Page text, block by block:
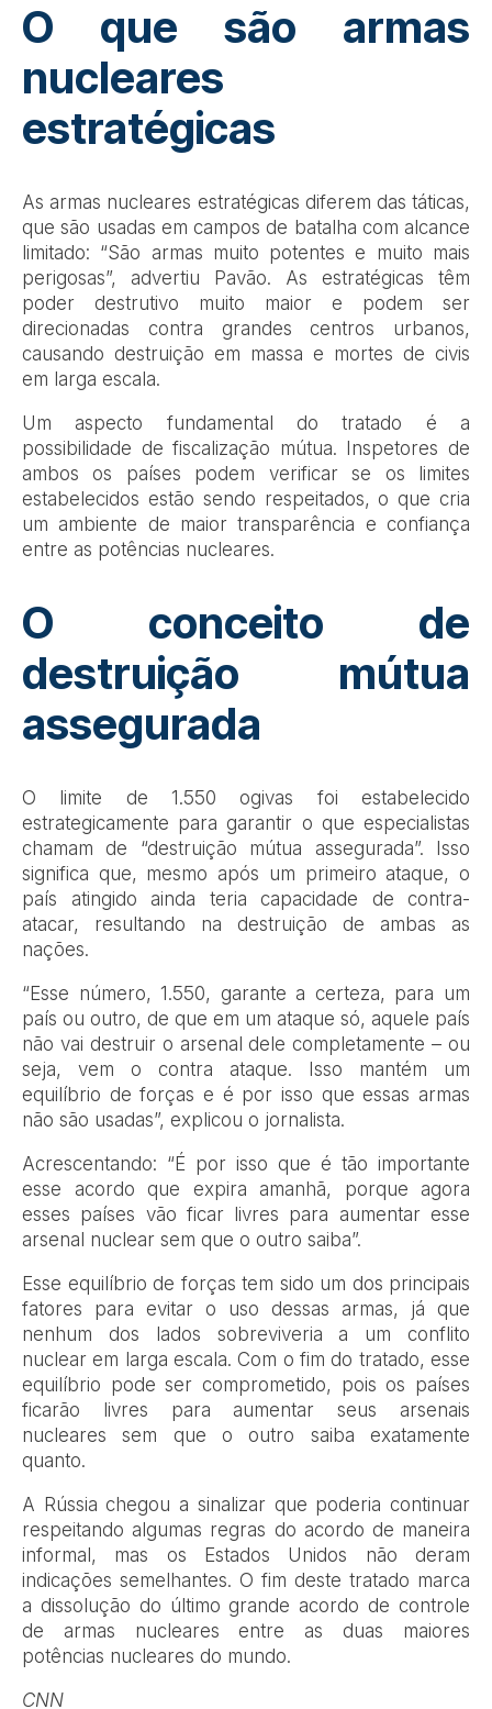
O que são armas
nucleares
estratégicas
As armas nucleares estratégicas diferem das táticas,
que são usadas em campos de batalha com alcance
limitado: “São armas muito potentes e muito mais
perigosas”, advertiu Pavão. As estratégicas têm
poder destrutivo muito maior e podem ser
direcionadas contra grandes centros urbanos,
causando destruição em massa e mortes de civis
em larga escala.
Um aspecto fundamental do tratado é a
possibilidade de fiscalização mútua. Inspetores de
ambos os países podem verificar se os limites
estabelecidos estão sendo respeitados, o que cria
um ambiente de maior transparência e confiança
entre as potências nucleares.
O conceito de
destruição mútua
assegurada
O limite de 1.550 ogivas foi estabelecido
estrategicamente para garantir o que especialistas
chamam de “destruição mútua assegurada”. Isso
significa que, mesmo após um primeiro ataque, o
país atingido ainda teria capacidade de contra-
atacar, resultando na destruição de ambas as
nações.
“Esse número, 1.550, garante a certeza, para um
país ou outro, de que em um ataque só, aquele país
não vai destruir o arsenal dele completamente – ou
seja, vem o contra ataque. Isso mantém um
equilíbrio de forças e é por isso que essas armas
não são usadas”, explicou o jornalista.
Acrescentando: “É por isso que é tão importante
esse acordo que expira amanhã, porque agora
esses países vão ficar livres para aumentar esse
arsenal nuclear sem que o outro saiba”.
Esse equilíbrio de forças tem sido um dos principais
fatores para evitar o uso dessas armas, já que
nenhum dos lados sobreviveria a um conflito
nuclear em larga escala. Com o fim do tratado, esse
equilíbrio pode ser comprometido, pois os países
ficarão livres para aumentar seus arsenais
nucleares sem que o outro saiba exatamente
quanto.
A Rússia chegou a sinalizar que poderia continuar
respeitando algumas regras do acordo de maneira
informal, mas os Estados Unidos não deram
indicações semelhantes. O fim deste tratado marca
a dissolução do último grande acordo de controle
de armas nucleares entre as duas maiores
potências nucleares do mundo.
CNN